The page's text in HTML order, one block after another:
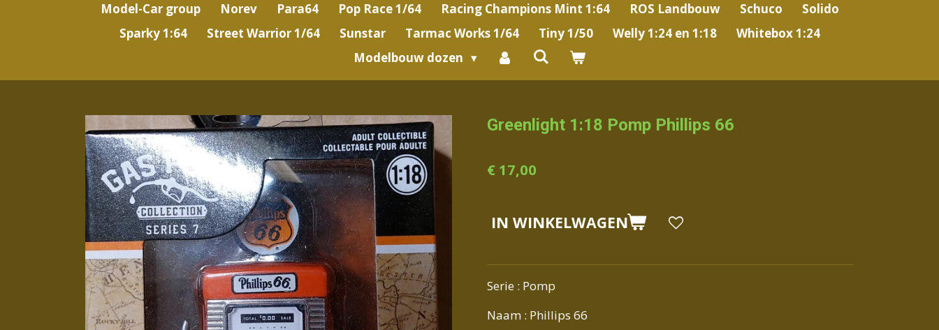
Model-Car group
Norev Para64 Pop Race 1/64 Racing Champions Mint 1:64 ROS Landbouw Schuco
Solido
Sparky 1:64
Street Warrior 1/64 Sunstar Tarmac Works 1/64 Tiny 1/50 Welly 1:24 en 1:18
Whitebox 1:24
Modelbouw dozen
Greenlight 1:18 Pomp Phillips 66
€ 17,00
IN WINKELWAGEN
Serie : Pomp
Naam : Phillips 66